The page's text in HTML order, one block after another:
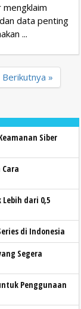
data penting
...
Berikutnya »
Siber
dari 0,5
di Indonesia
Segera
Penggunaan